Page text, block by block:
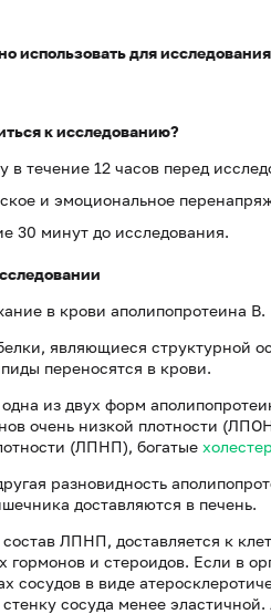
использовать для
к исследованию?
в течение 12 часов перед
и эмоциональное
30 минут до исследования.
в крови аполипопротеина B.
являющиеся структурной
переносятся в крови.
из двух форм
очень низкой плотности
(ЛПНП), богатые
разновидность
доставляются в печень.
ЛПНП, доставляется к
гормонов и стероидов. Если в
сосудов в виде
сосуда менее